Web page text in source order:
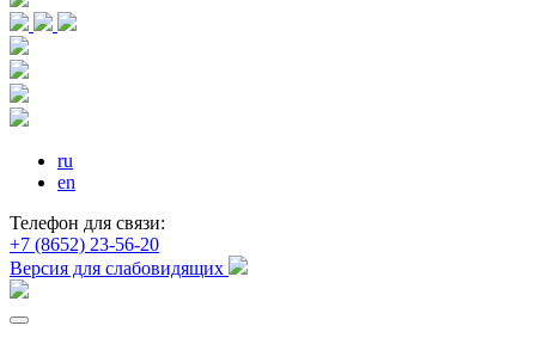
ru
en
Телефон для связи:
+7 (8652) 23-56-20
Версия для слабовидящих